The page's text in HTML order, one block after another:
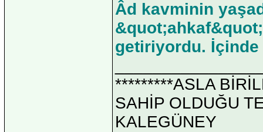
Âd kavminin
getiriyordu. İçinde
*********ASLA
SAHİP OLDUĞU
KALEGÜNEY